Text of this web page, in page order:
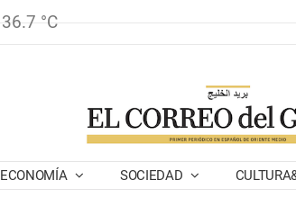
36.7 °C
ECONOMÍA SOCIEDAD